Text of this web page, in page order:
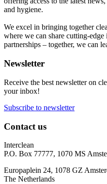
and hygiene.
We excel in bringing together
where we can share cutting-
partnerships – together, we can
Newsletter
Receive the best newsletter on
your inbox!
Subscribe to newsletter
Contact us
Interclean
P.O. Box 77777, 1070 MS
Europaplein 24, 1078 GZ
The Netherlands